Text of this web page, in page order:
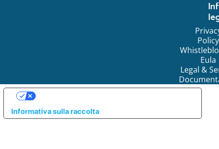
Policy
Eula
Legal &
Informativa sulla raccolta